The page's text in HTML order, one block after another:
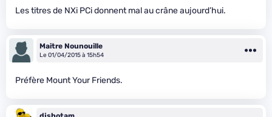
Les titres de NXi PCi donnent mal au crâne aujourd’hui.
Maitre Nounouille
Le 01/04/2015 à 15h54
Préfère Mount Your Friends.